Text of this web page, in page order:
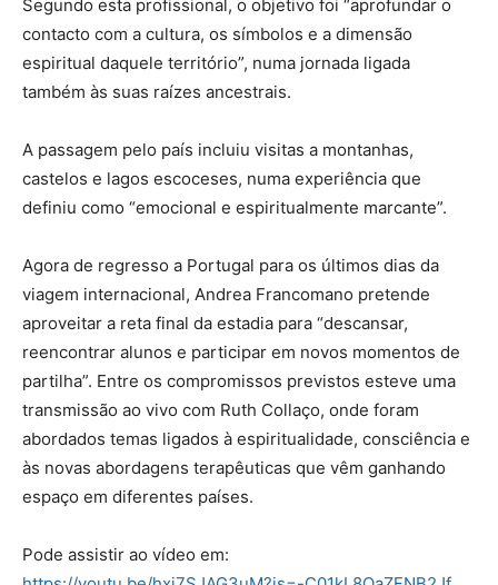
Segundo esta profissional, o objetivo foi “aprofundar o
contacto com a cultura, os símbolos e a dimensão
espiritual daquele território”, numa jornada ligada
também às suas raízes ancestrais.
A passagem pelo país incluiu visitas a montanhas,
castelos e lagos escoceses, numa experiência que
definiu como “emocional e espiritualmente marcante”.
Agora de regresso a Portugal para os últimos dias da
viagem internacional, Andrea Francomano pretende
aproveitar a reta final da estadia para “descansar,
reencontrar alunos e participar em novos momentos de
partilha”. Entre os compromissos previstos esteve uma
transmissão ao vivo com Ruth Collaço, onde foram
abordados temas ligados à espiritualidade, consciência e
às novas abordagens terapêuticas que vêm ganhando
espaço em diferentes países.
Pode assistir ao vídeo em: